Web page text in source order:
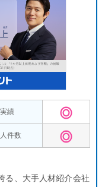
実績
件数
る、大手人材紹介会社